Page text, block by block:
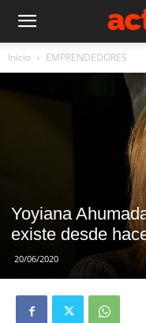
Inicio EMPRENDEDORES
Yoyiana
existe desde
20/06/2020